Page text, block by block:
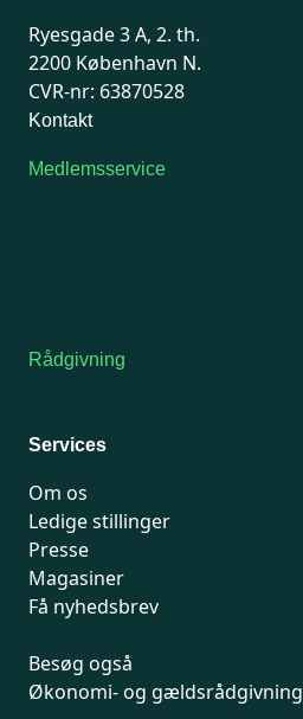
Ryesgade 3 A, 2. th.
2200 København N.
CVR-nr: 63870528
Kontakt
Medlemsservice
Rådgivning
Services
Om os
Ledige stillinger
Presse
Magasiner
Få nyhedsbrev
Besøg også
Økonomi- og gældsrådgivning